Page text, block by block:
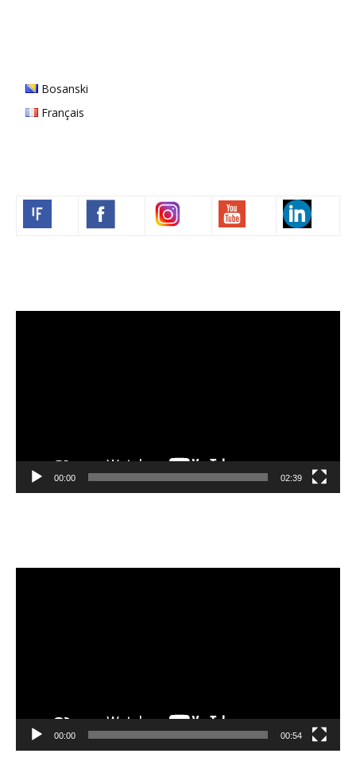
Bosanski
Français
00:00 02:39
00:00 00:54